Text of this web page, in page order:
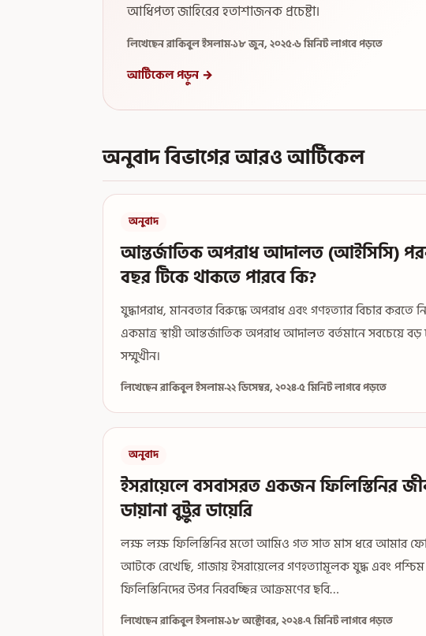
আধিপত্য জাহিরের হতাশাজনক প্রচেষ্টা।
লিখেছেন রাকিবুল ইসলাম·১৮ জুন, ২০২৫·৬ মিনিট লাগবে পড়তে
আর্টিকেল পড়ুন →
অনুবাদ বিভাগের আরও আর্টিকেল
অনুবাদ
আন্তর্জাতিক অপরাধ আদালত (আইসিসি)
বছর টিকে থাকতে পারবে কি?
যুদ্ধাপরাধ, মানবতার বিরুদ্ধে অপরাধ এবং গণহত্যার বিচার করতে
একমাত্র স্থায়ী আন্তর্জাতিক অপরাধ আদালত বর্তমানে সবচেয়ে বড়
সম্মুখীন।
লিখেছেন রাকিবুল ইসলাম·২২ ডিসেম্বর, ২০২৪·৫ মিনিট লাগবে পড়তে
অনুবাদ
ইসরায়েলে বসবাসরত একজন ফিলিস্তিনির
ডায়ানা বুট্টুর ডায়েরি
লক্ষ লক্ষ ফিলিস্তিনির মতো আমিও গত সাত মাস ধরে আমার
আটকে রেখেছি, গাজায় ইসরায়েলের গণহত্যামূলক যুদ্ধ এবং পশ্চিম
ফিলিস্তিনিদের উপর নিরবচ্ছিন্ন আক্রমণের ছবি…
লিখেছেন রাকিবুল ইসলাম·১৮ অক্টোবর, ২০২৪·৭ মিনিট লাগবে পড়তে